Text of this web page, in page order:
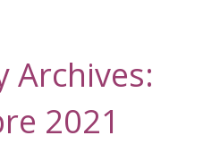
Archives:
2021